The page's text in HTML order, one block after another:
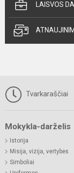
LAISVOS
Tvarkaraščiai
Mokykla-darželis
Istorija
Misija, vizija, vertybės
Simboliai